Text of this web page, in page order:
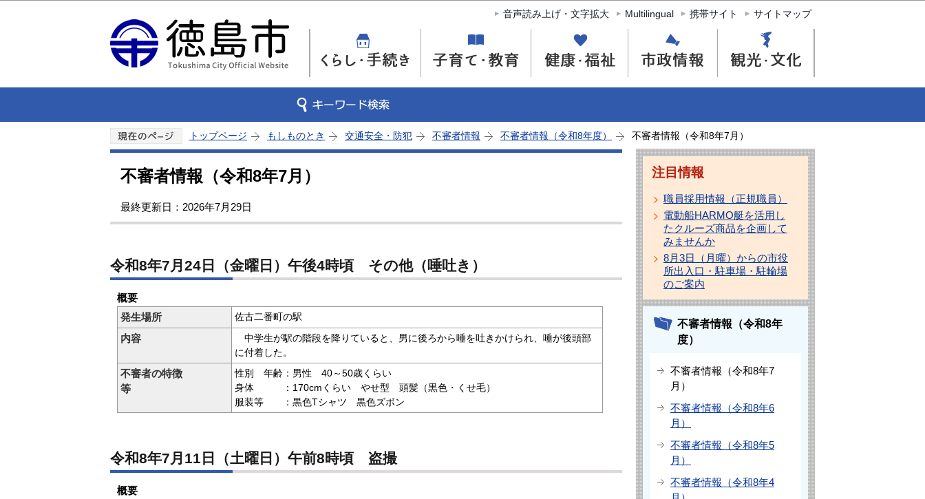
このページの本文へ移動
音声読み上げ・文字拡大 Multilingual 携帯サイト サイトマップ
トップページ もしものとき 交通安全・防犯 不審者情報 不審者情報（令和8年度） 不審者情報（令和8年7月）
不審者情報（令和8年7月）
最終更新日：2026年7月29日
令和8年7月24日（金曜日）午後4時頃 その他（唾吐き）
概要
発生場所
佐古二番町の駅
内容
中学生が駅の階段を降りていると、男に後ろから唾を吐きかけられ、唾が後頭部
に付着した。
不審者の特徴
等
性別 年齢：男性 40～50歳くらい
身体 ：170cmくらい やせ型 頭髪（黒色・くせ毛）
服装等 ：黒色Tシャツ 黒色ズボン
令和8年7月11日（土曜日）午前8時頃 盗撮
概要
注目情報
職員採用情報（正規職員）
電動船HARMO艇を活用し
たクルーズ商品を企画して
みませんか
8月3日（月曜）からの市役
所出入口・駐車場・駐輪場
のご案内
不審者情報（令和8年
度）
不審者情報（令和8年7
月）
不審者情報（令和8年6
月）
不審者情報（令和8年5
月）
不審者情報（令和8年4